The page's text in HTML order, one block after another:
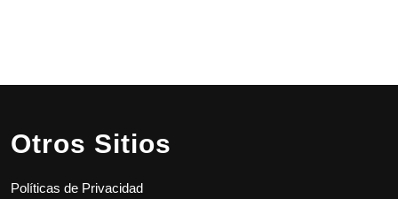
Otros Sitios
Políticas de Privacidad